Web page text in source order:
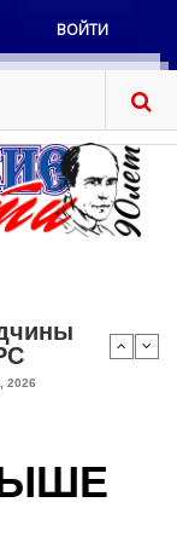
ВОЙТИ
2026